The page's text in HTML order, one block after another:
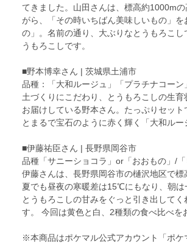
てきました。山田さんは、標高約1000m
がら、「その時いちばん美味しいもの」
の」。名前の通り、大ぶりなとうもろこ
うもろこしです。
■野本博幸さん | 茨城県土浦市
品種：「大和ルージュ」「プラチナコーン」
土づくりにこだわり、とうもろこしの生
お届けしている野本さん。たっぷりセッ
とまるで宝石のように赤く輝く「大和ルー
■伊藤祐臣さん | 長野県岡谷市
品種「サニーショコラ」or「おおもの」/
伊藤さんは、長野県岡谷市の樋沢地区で
夏でも昼夜の寒暖差は15℃にもなり、朝は
とうもろこしの甘みをぐっと引き出して
す。 今回は黄色と白、2種類の食べ比べ
※本商品はポケマル公式アカウント「ポケ